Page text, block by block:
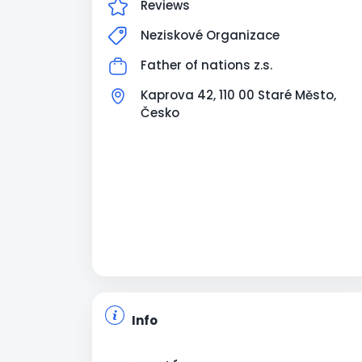
2003327884 / 2010
CZ93 2010 0000 0028 0332 7903 (EUR)
Reviews
Neziskové Organizace
Father of nations z.s.
Kaprova 42, 110 00 Staré Město,
Česko
Info